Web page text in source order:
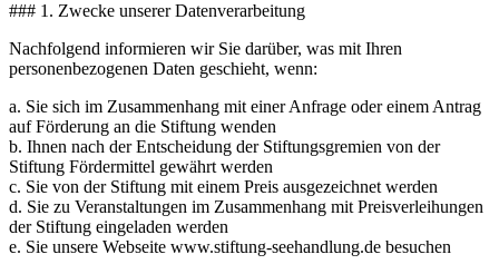
### 1. Zwecke unserer Datenverarbeitung
Nachfolgend informieren wir Sie darüber, was mit Ihren
personenbezogenen Daten geschieht, wenn:
a. Sie sich im Zusammenhang mit einer Anfrage oder einem Antrag
auf Förderung an die Stiftung wenden
b. Ihnen nach der Entscheidung der Stiftungsgremien von der
Stiftung Fördermittel gewährt werden
c. Sie von der Stiftung mit einem Preis ausgezeichnet werden
d. Sie zu Veranstaltungen im Zusammenhang mit Preisverleihungen
der Stiftung eingeladen werden
e. Sie unsere Webseite www.stiftung-seehandlung.de besuchen